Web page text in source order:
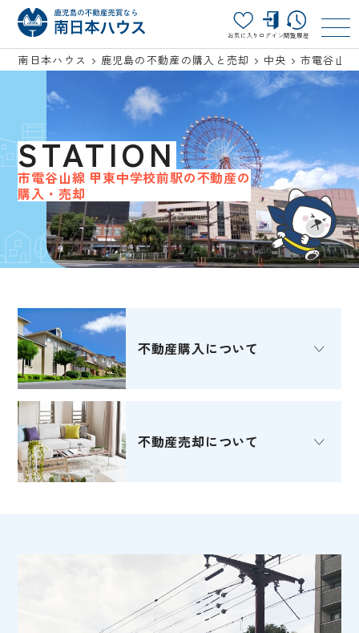
お気に入り ログイン閲覧履歴
南日本ハウス 鹿児島の不動産の購入と売却 中央 市電谷山
STATION
市電谷山線 甲東中学校前駅の不動産の
購入・売却
不動産購入について
不動産売却について